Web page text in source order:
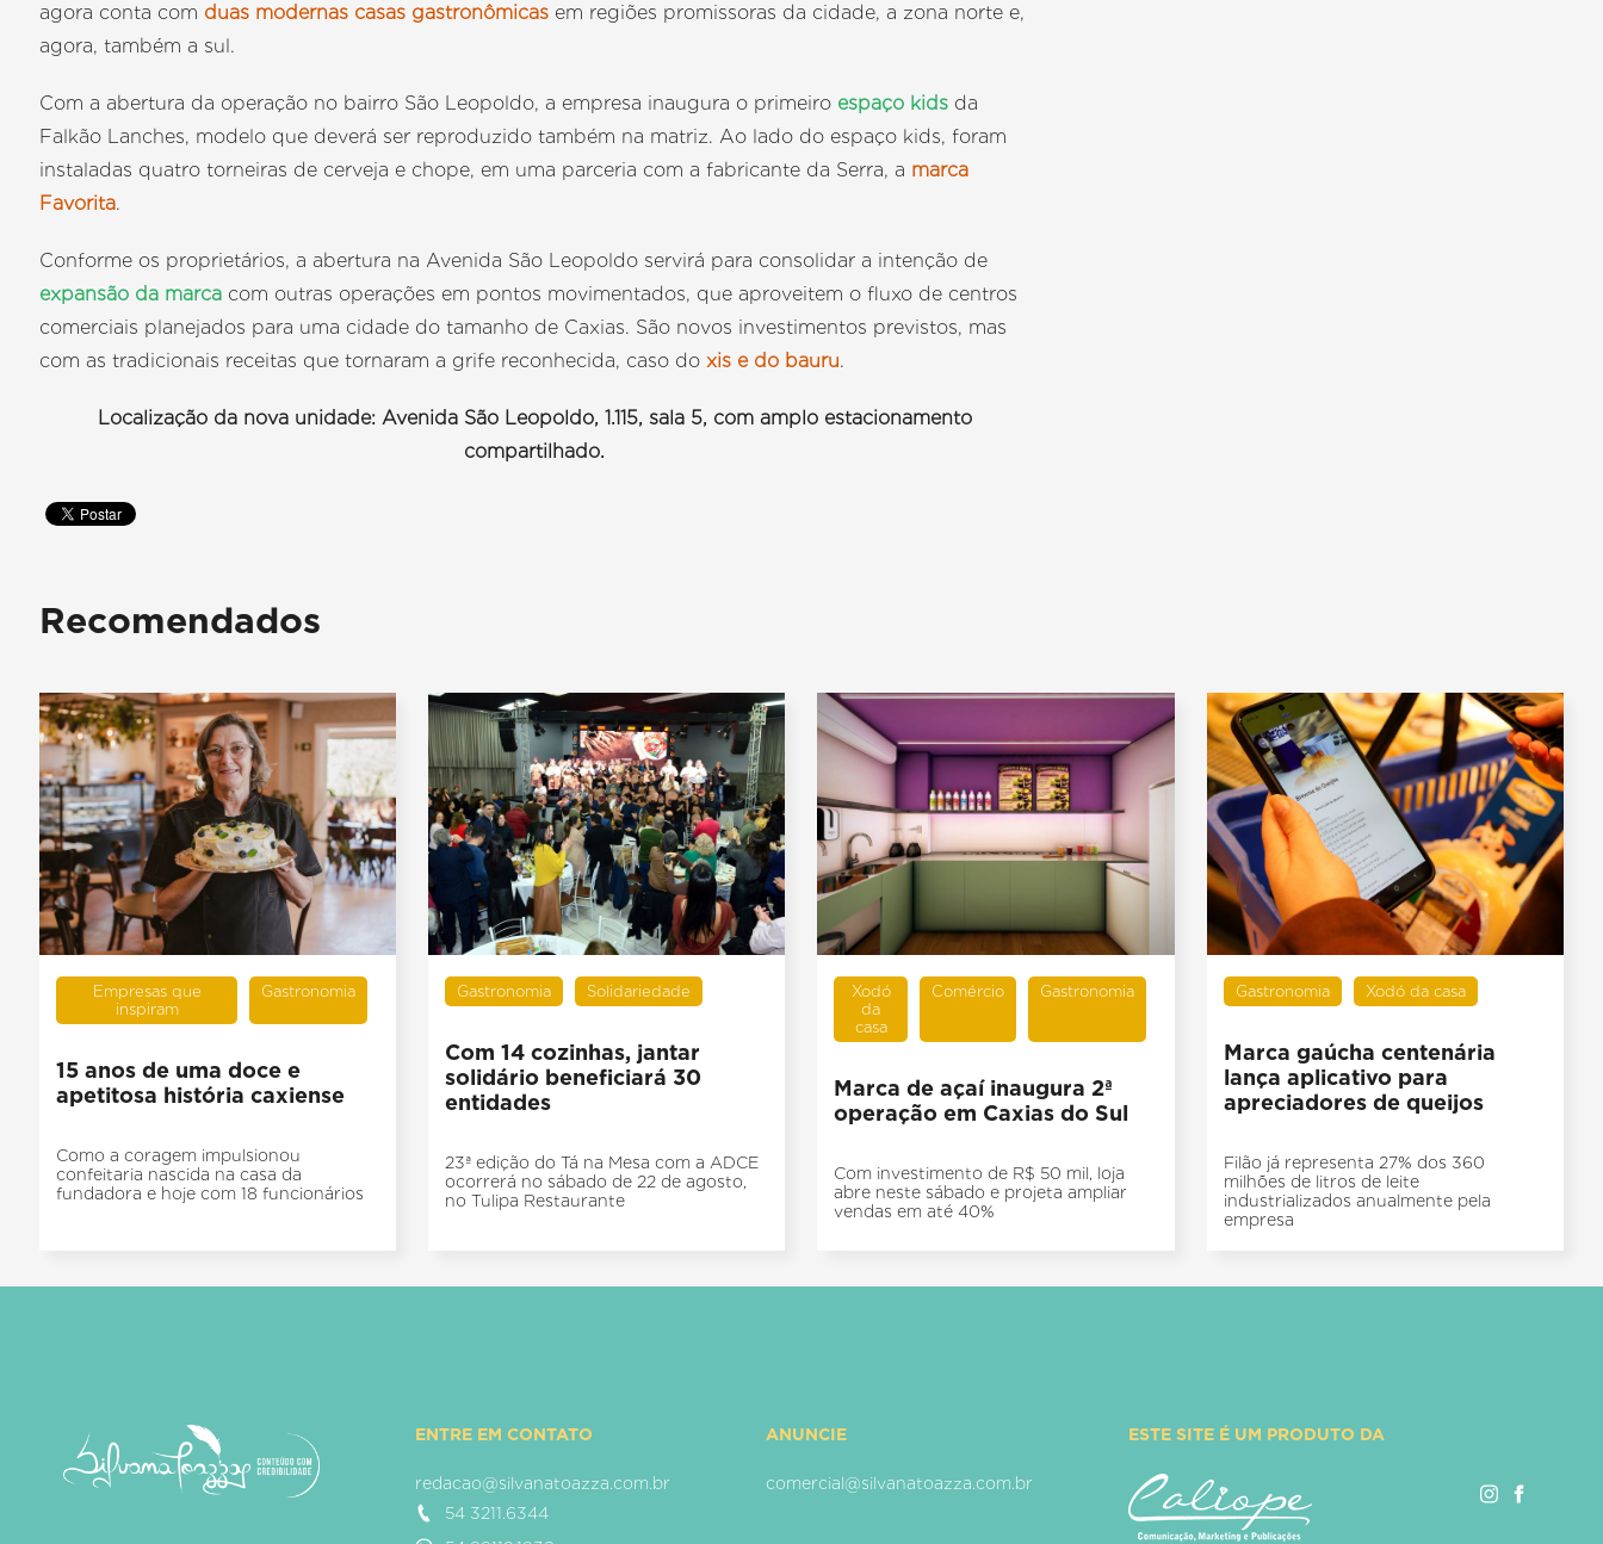
agora conta com duas modernas casas gastronômicas em regiões promissoras da cidade, a zona norte e,
agora, também a sul.
Com a abertura da operação no bairro São Leopoldo, a empresa inaugura o primeiro espaço kids da
Falkão Lanches, modelo que deverá ser reproduzido também na matriz. Ao lado do espaço kids, foram
instaladas quatro torneiras de cerveja e chope, em uma parceria com a fabricante da Serra, a marca
Favorita.
Conforme os proprietários, a abertura na Avenida São Leopoldo servirá para consolidar a intenção de
expansão da marca com outras operações em pontos movimentados, que aproveitem o fluxo de centros
comerciais planejados para uma cidade do tamanho de Caxias. São novos investimentos previstos, mas
com as tradicionais receitas que tornaram a grife reconhecida, caso do xis e do bauru.
Localização da nova unidade: Avenida São Leopoldo, 1.115, sala 5, com amplo estacionamento
compartilhado.
Recomendados
Empresas que
inspiram
Gastronomia
15 anos de uma doce e
apetitosa história caxiense
Como a coragem impulsionou
confeitaria nascida na casa da
fundadora e hoje com 18 funcionários
Gastronomia Solidariedade
Com 14 cozinhas, jantar
solidário beneficiará 30
entidades
23ª edição do Tá na Mesa com a ADCE
ocorrerá no sábado de 22 de agosto,
no Tulipa Restaurante
Xodó
da
casa
Comércio Gastronomia
Marca de açaí inaugura 2ª
operação em Caxias do Sul
Com investimento de R$ 50 mil, loja
abre neste sábado e projeta ampliar
vendas em até 40%
Gastronomia Xodó da casa
Marca gaúcha centenária
lança aplicativo para
apreciadores de queijos
Filão já representa 27% dos 360
milhões de litros de leite
industrializados anualmente pela
empresa
ENTRE EM CONTATO
redacao@silvanatoazza.com.br
54 3211.6344
ANUNCIE
comercial@silvanatoazza.com.br
ESTE SITE É UM PRODUTO DA